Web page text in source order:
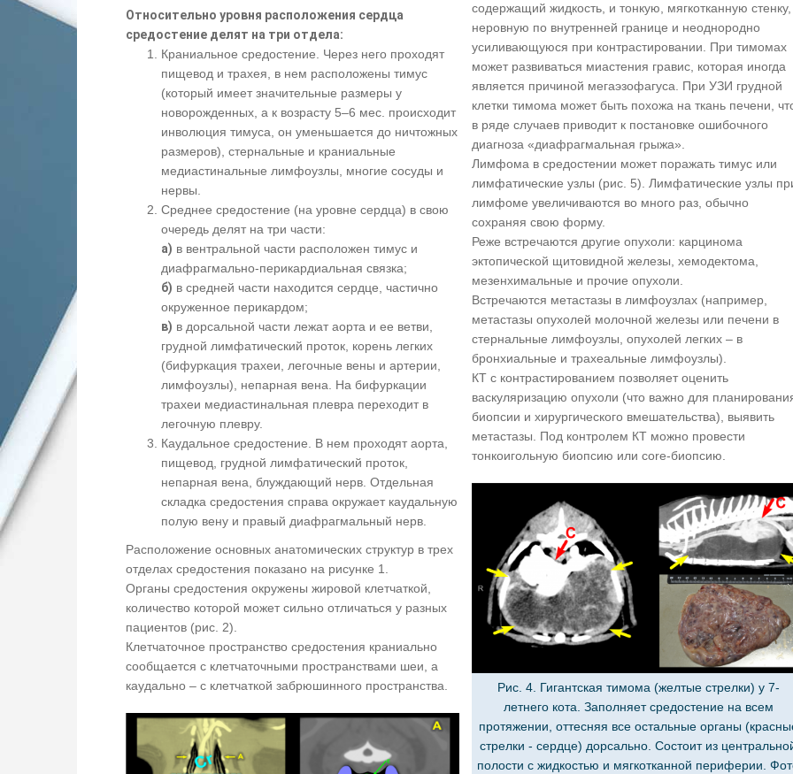
Относительно уровня расположения сердца
средостение делят на три отдела:
Краниальное средостение. Через него проходят
пищевод и трахея, в нем расположены тимус
(который имеет значительные размеры у
новорожденных, а к возрасту 5–6 мес. происходит
инволюция тимуса, он уменьшается до ничтожных
размеров), стернальные и краниальные
медиастинальные лимфоузлы, многие сосуды и
нервы.
Среднее средостение (на уровне сердца) в свою
очередь делят на три части:
а) в вентральной части расположен тимус и
диафрагмально-перикардиальная связка;
б) в средней части находится сердце, частично
окруженное перикардом;
в) в дорсальной части лежат аорта и ее ветви,
грудной лимфатический проток, корень легких
(бифуркация трахеи, легочные вены и артерии,
лимфоузлы), непарная вена. На бифуркации
трахеи медиастинальная плевра переходит в
легочную плевру.
Каудальное средостение. В нем проходят аорта,
пищевод, грудной лимфатический проток,
непарная вена, блуждающий нерв. Отдельная
складка средостения справа окружает каудальную
полую вену и правый диафрагмальный нерв.
Расположение основных анатомических структур в трех
отделах средостения показано на рисунке 1.
Органы средостения окружены жировой клетчаткой,
количество которой может сильно отличаться у разных
пациентов (рис. 2).
Клетчаточное пространство средостения краниально
сообщается с клетчаточными пространствами шеи, а
каудально – с клетчаткой забрюшинного пространства.
содержащий жидкость, и тонкую, мягкотканную стенку,
неровную по внутренней границе и неоднородно
усиливающуюся при контрастировании. При тимомах
может развиваться миастения гравис, которая иногда
является причиной мегаэзофагуса. При УЗИ грудной
клетки тимома может быть похожа на ткань печени,
в ряде случаев приводит к постановке ошибочного
диагноза «диафрагмальная грыжа».
Лимфома в средостении может поражать тимус или
лимфатические узлы (рис. 5). Лимфатические узлы
лимфоме увеличиваются во много раз, обычно
сохраняя свою форму.
Реже встречаются другие опухоли: карцинома
эктопической щитовидной железы, хемодектома,
мезенхимальные и прочие опухоли.
Встречаются метастазы в лимфоузлах (например,
метастазы опухолей молочной железы или печени в
стернальные лимфоузлы, опухолей легких – в
бронхиальные и трахеальные лимфоузлы).
КТ с контрастированием позволяет оценить
васкуляризацию опухоли (что важно для
биопсии и хирургического вмешательства), выявить
метастазы. Под контролем КТ можно провести
тонкоигольную биопсию или core-биопсию.
Рис. 4. Гигантская тимома (желтые стрелки) у 7-
летнего кота. Заполняет средостение на всем
протяжении, оттесняя все остальные органы
стрелки - сердце) дорсально. Состоит из
полости с жидкостью и мягкотканной периферии.